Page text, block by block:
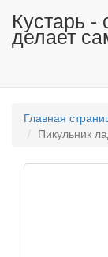
Кустарь -
делает
Главная
Пикульник